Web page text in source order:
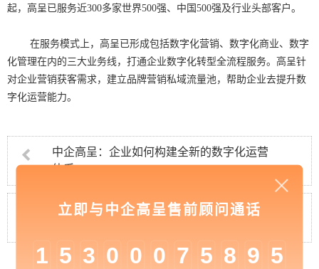
起，高呈已服务近300多家世界500强、中国500强及行业头部客户。
在服务模式上，高呈已形成包括数字化营销、数字化商业、数字
化管理在内的三大业务线，打通企业数字化转型全流程服务。高呈针
对企业营销获客需求，建立品牌营销私域流量池，帮助企业去提升数
字化运营能力。
中企高呈：企业如何构建全新的数字化运营
体系
中企高呈：企业如何做好新媒体推广的网络
立即与中企高呈售前顾问通话
1 5 3 0 0 0 7 5 8 9 5